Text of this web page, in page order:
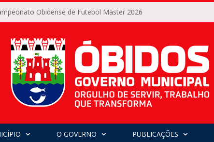
Obidense de Futebol Master 2026
O GOVERNO PUBLICAÇÕES